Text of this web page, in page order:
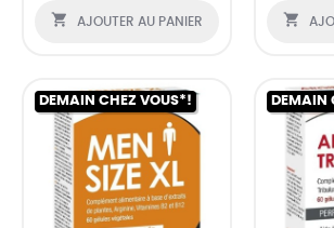
 AJOUTER AU PANIER 
DEMAIN CHEZ VOUS*! DEMAIN